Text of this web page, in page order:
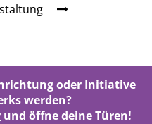
oder Initiative
werden?
und öffne deine Türen!